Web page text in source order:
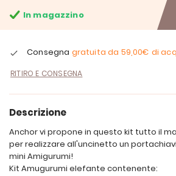
In magazzino
Consegna gratuita da 59,00€ di
RITIRO E CONSEGNA
Descrizione
Anchor vi propone in questo kit tutto il
per realizzare all'uncinetto un
mini Amigurumi!
Kit Amugurumi elefante contenente: